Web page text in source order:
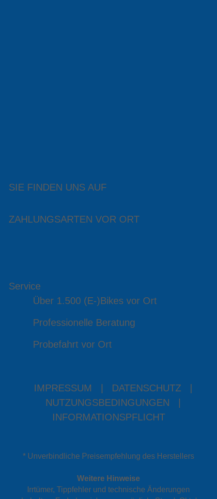
SIE FINDEN UNS AUF
ZAHLUNGSARTEN VOR ORT
Service
Über 1.500 (E-)Bikes vor Ort
Professionelle Beratung
Probefahrt vor Ort
IMPRESSUM DATENSCHUTZ
NUTZUNGSBEDINGUNGEN
INFORMATIONSPFLICHT
* Unverbindliche Preisempfehlung des Herstellers
Weitere Hinweise
Irrtümer, Tippfehler und technische Änderungen